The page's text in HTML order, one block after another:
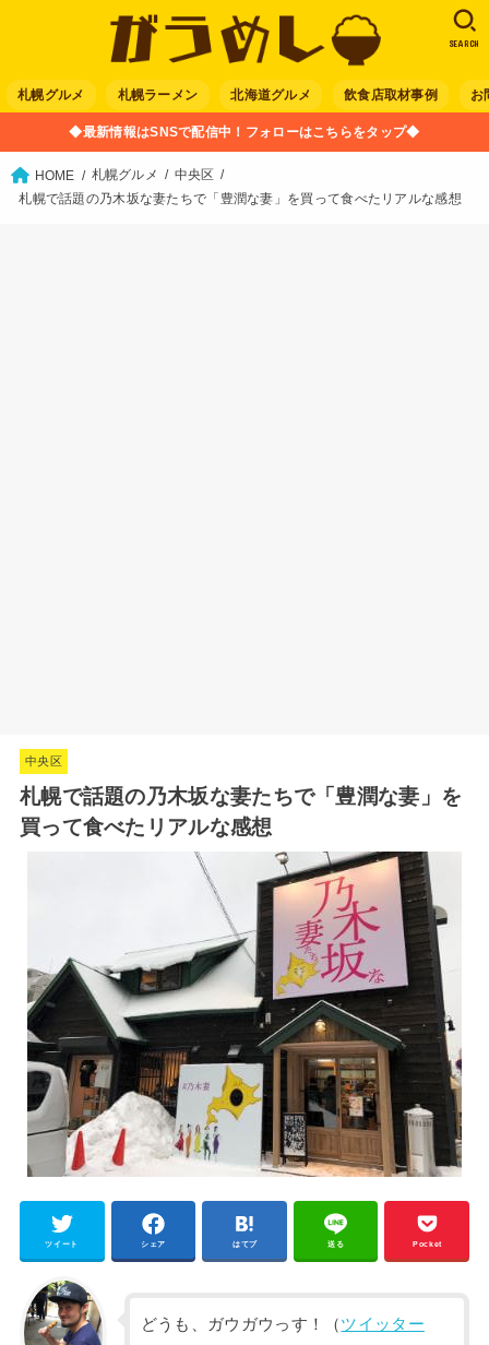
札幌グルメ 札幌ラーメン 北海道グルメ 飲食店取材事例 お
SEARCH
◆最新情報はSNSで配信中！フォローはこちらをタップ◆
HOME 札幌グルメ
中央区
札幌で話題の乃木坂な妻たちで「豊潤な妻」を買って食べたリアルな感想
中央区
札幌で話題の乃木坂な妻たちで「豊潤な妻」を
買って食べたリアルな感想
ツイート シェア はてブ 送る Pocket
どうも、ガウガウっす！（ツイッター